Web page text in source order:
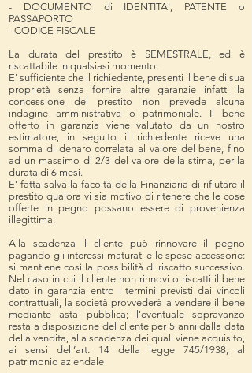
- DOCUMENTO di IDENTITA', PATENTE o
PASSAPORTO
- CODICE FISCALE
La durata del prestito è SEMESTRALE, ed è
riscattabile in qualsiasi momento.
E' sufficiente che il richiedente, presenti il bene di sua
proprietà senza fornire altre garanzie infatti la
concessione del prestito non prevede alcuna
indagine amministrativa o patrimoniale. Il bene
offerto in garanzia viene valutato da un nostro
estimatore, in seguito il richiedente riceve una
somma di denaro correlata al valore del bene, fino
ad un massimo di 2/3 del valore della stima, per la
durata di 6 mesi.
E’ fatta salva la facoltà della Finanziaria di rifiutare il
prestito qualora vi sia motivo di ritenere che le cose
offerte in pegno possano essere di provenienza
illegittima.
Alla scadenza il cliente può rinnovare il pegno
pagando gli interessi maturati e le spese accessorie:
si mantiene così la possibilità di riscatto successivo.
Nel caso in cui il cliente non rinnovi o riscatti il bene
dato in garanzia entro i termini previsti dai vincoli
contrattuali, la società provvederà a vendere il bene
mediante asta pubblica; l’eventuale sopravanzo
resta a disposizione del cliente per 5 anni dalla data
della vendita, alla scadenza dei quali viene acquisito,
ai sensi dell’art. 14 della legge 745/1938, al
patrimonio aziendale